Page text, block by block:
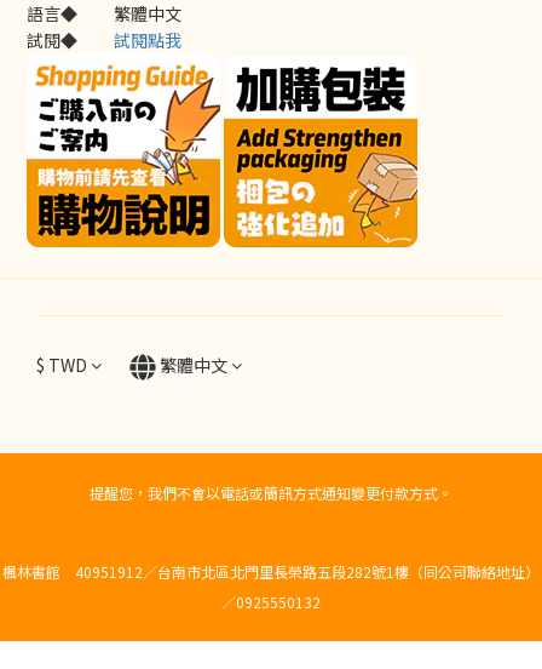
語言◆
繁體中文
試閱◆
試閱點我
$ TWD 繁體中文
提醒您，我們不會以電話或簡訊方式通知變更付款方式。
楓林書館 40951912／台南市北區北門里長榮路五段282號1樓（同公司聯絡地址）
／0925550132